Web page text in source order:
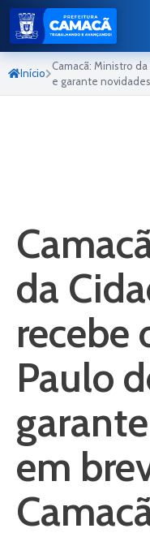
Início
Camacã: Ministro
e garante
da
recebe
Paulo
em